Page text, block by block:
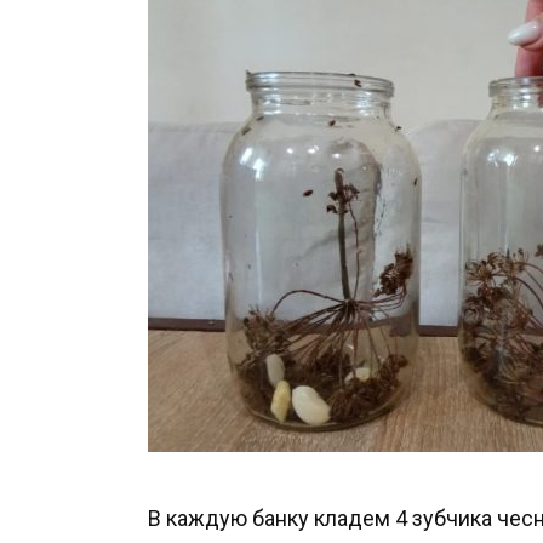
В каждую банку кладем 4 зубчика